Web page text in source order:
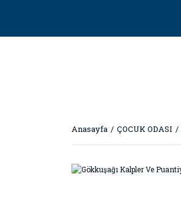
Anasayfa ÇOCUK ODASI